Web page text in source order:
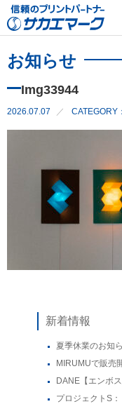
お知らせ
Img33944
2026.07.07 CATEGORY：
新着情報
夏季休業のお知
MIRUMUで販売
DANE【エンボ
プロジェクトS